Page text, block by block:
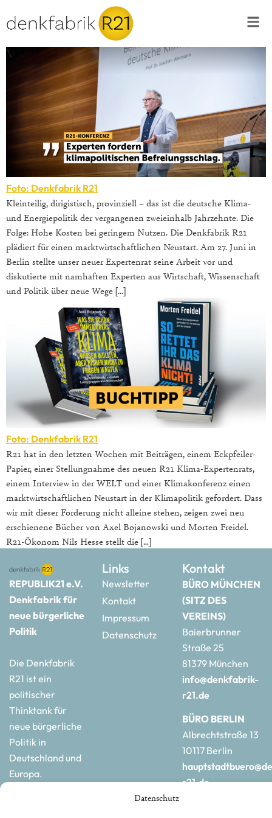
Datenschutz
Foto: Denkfabrik R21
Kleinteilig, dirigistisch, provinziell – das ist die deutsche Klima-
und Energiepolitik der vergangenen zweieinhalb Jahrzehnte. Die
Folge: Hohe Kosten bei geringem Nutzen. Die Denkfabrik R21
plädiert für einen marktwirtschaftlichen Neustart. Am 27. Juni in
Berlin stellte unser neuer Expertenrat seine Arbeit vor und
diskutierte mit namhaften Experten aus Wirtschaft, Wissenschaft
und Politik über neue Wege […]
Foto: Denkfabrik R21
R21 hat in den letzten Wochen mit Beiträgen, einem Eckpfeiler-
Papier, einer Stellungnahme des neuen R21 Klima-Expertenrats,
einem Interview in der WELT und einer Klimakonferenz einen
marktwirtschaftlichen Neustart in der Klimapolitik gefordert. Dass
wir mit dieser Forderung nicht alleine stehen, zeigen zwei neu
erschienene Bücher von Axel Bojanowski und Morten Freidel.
R21-Ökonom Nils Hesse stellt die […]
REPUBLIK21 e.V.
Denkfabrik für
neue bürgerliche
Politik
Die Denkfabrik
R21 ist ein
politischer
Thinktank für
neue bürgerliche
Politik in
Deutschland und
Europa.
Links
Newsletter
Kontakt
Impressum
Datenschutz
Kontakt
BÜRO MÜNCHEN
(SITZ DES
VEREINS)
Baierbrunner
Straße 25
81379 München
info@denkfabrik-
r21.de
BÜRO BERLIN
Albrechtstraße 13
10117 Berlin
r21.de